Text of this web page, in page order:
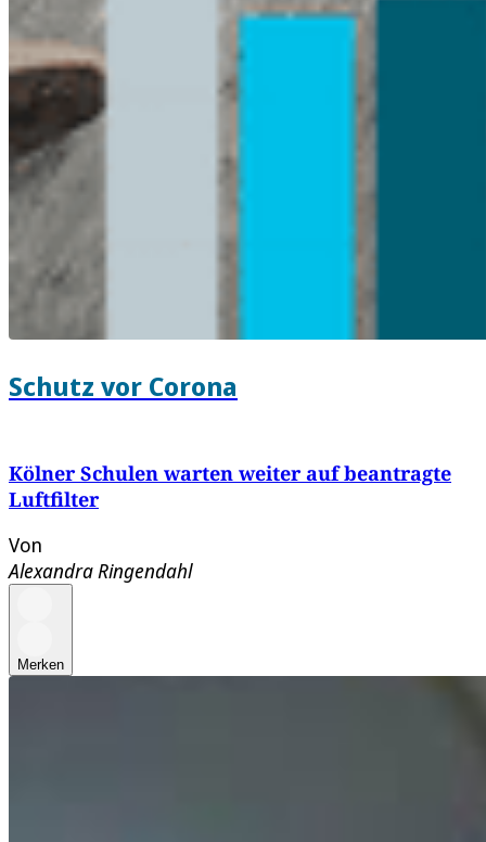
Schutz vor Corona
Kölner Schulen warten weiter auf beantragte
Luftfilter
Von
Alexandra Ringendahl
Merken